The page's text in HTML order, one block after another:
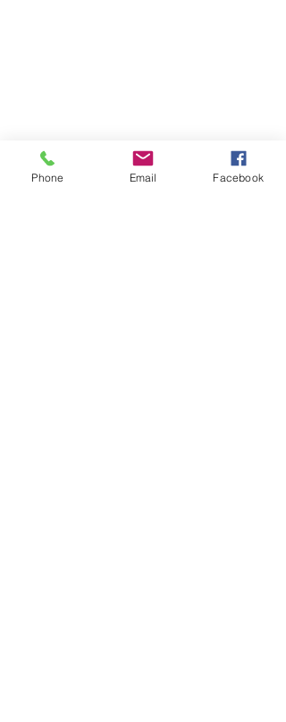
Phone Email Facebook